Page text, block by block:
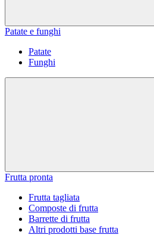
Patate e funghi
Patate
Funghi
Frutta pronta
Frutta tagliata
Composte di frutta
Barrette di frutta
Altri prodotti base frutta